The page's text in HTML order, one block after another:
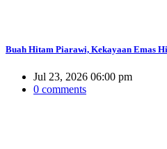
Buah Hitam Piarawi, Kekayaan Emas
Jul 23, 2026 06:00 pm
0 comments